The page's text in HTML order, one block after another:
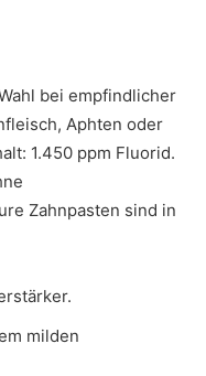
bei empfindlicher
Aphten oder
1.450 ppm Fluorid.
Zahnpasten sind in
milden